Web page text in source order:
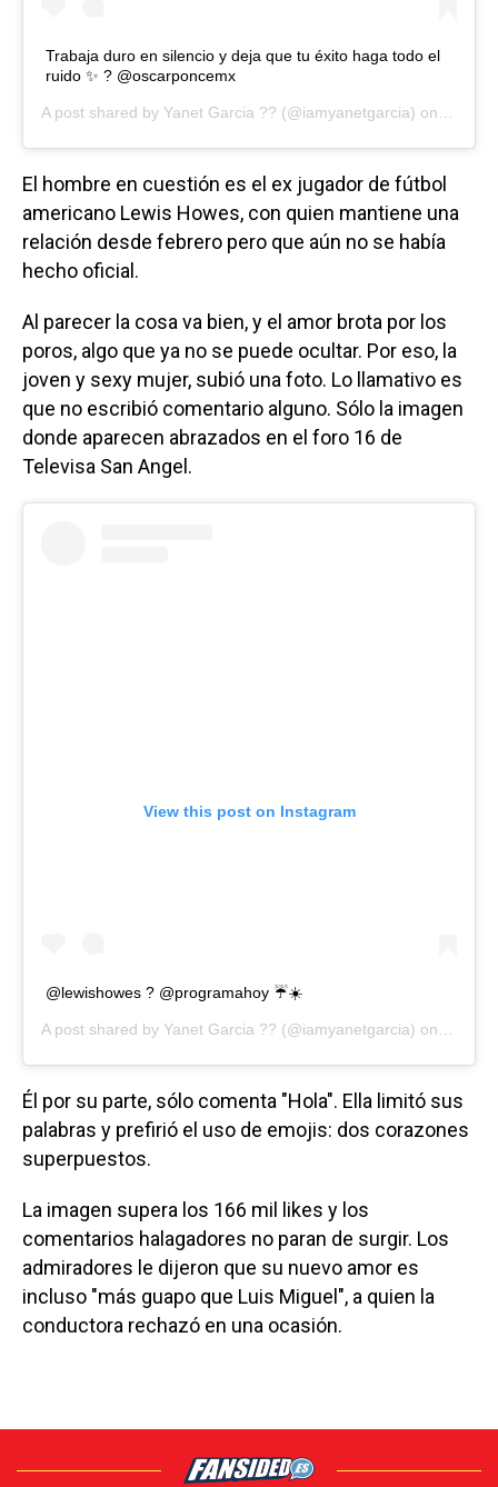
Trabaja duro en silencio y deja que tu éxito haga todo el
ruido ✨ ? @oscarponcemx
A post shared by Yanet Garcia ?? (@iamyanetgarcia) on
El hombre en cuestión es el ex jugador de fútbol
americano Lewis Howes, con quien mantiene una
relación desde febrero pero que aún no se había
hecho oficial.
Al parecer la cosa va bien, y el amor brota por los
poros, algo que ya no se puede ocultar. Por eso, la
joven y sexy mujer, subió una foto. Lo llamativo es
que no escribió comentario alguno. Sólo la imagen
donde aparecen abrazados en el foro 16 de
Televisa San Angel.
View this post on Instagram
@lewishowes ? @programahoy ☔️☀️
A post shared by Yanet Garcia ?? (@iamyanetgarcia) on
Él por su parte, sólo comenta "Hola". Ella limitó sus
palabras y prefirió el uso de emojis: dos corazones
superpuestos.
La imagen supera los 166 mil likes y los
comentarios halagadores no paran de surgir. Los
admiradores le dijeron que su nuevo amor es
incluso "más guapo que Luis Miguel", a quien la
conductora rechazó en una ocasión.